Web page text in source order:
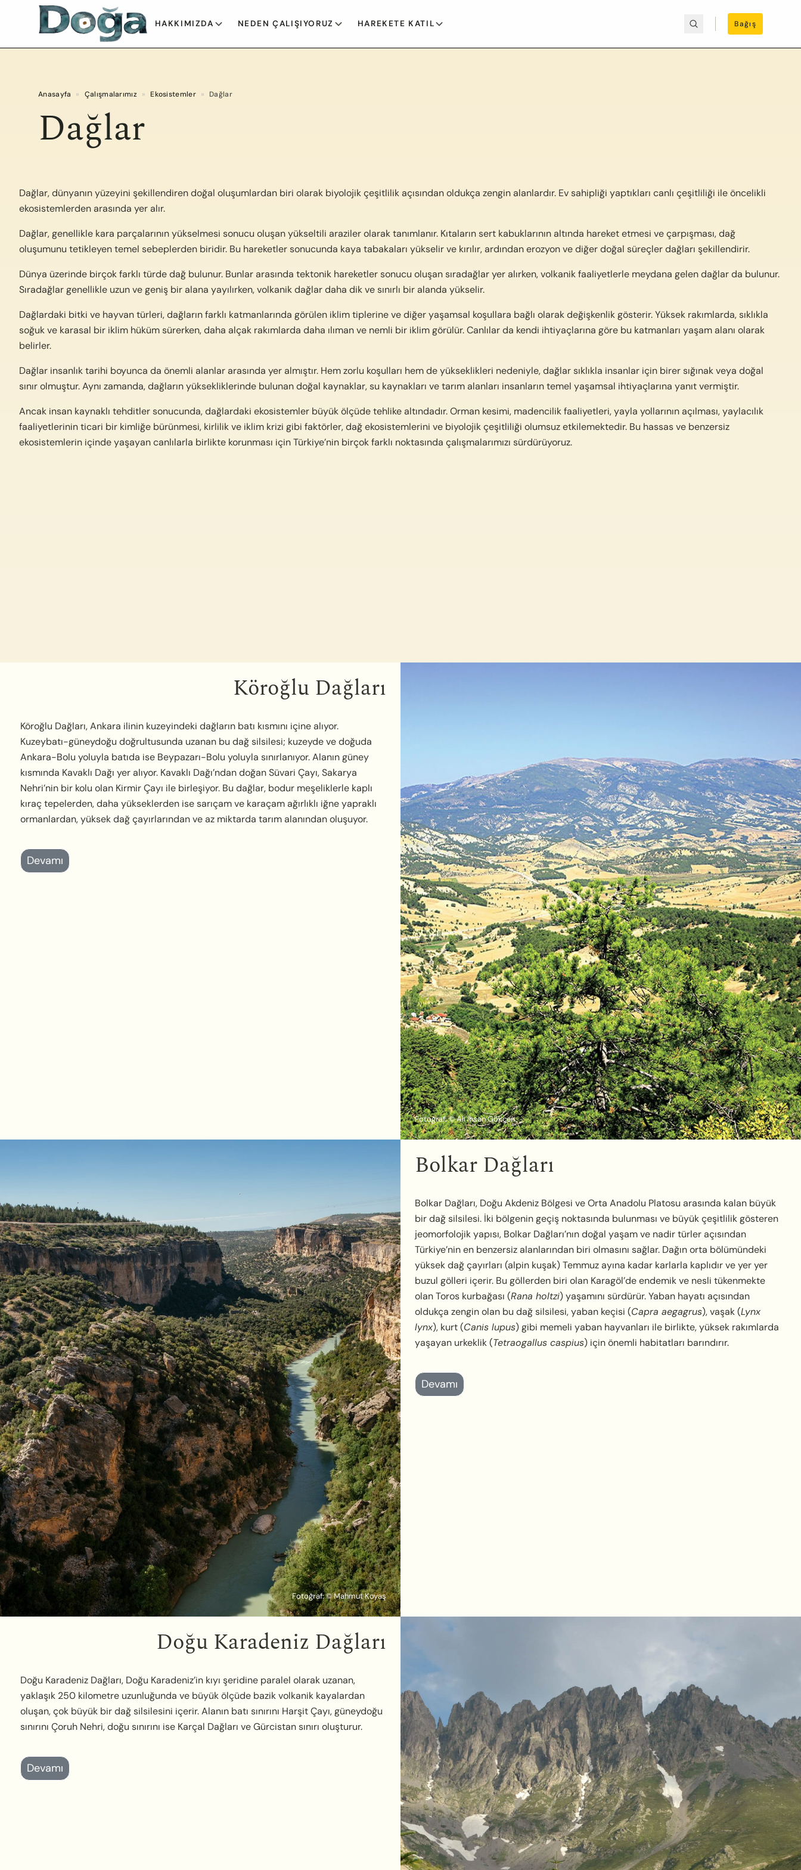
İçeriğe geç
HAKKIMIZDA NEDEN ÇALIŞIYORUZ HAREKETE KATIL Bağış
Anasayfa » Çalışmalarımız » Ekosistemler » Dağlar
Dağlar
Dağlar, dünyanın yüzeyini şekillendiren doğal oluşumlardan biri olarak biyolojik çeşitlilik açısından oldukça zengin alanlardır. Ev sahipliği yaptıkları canlı çeşitliliği ile öncelikli
ekosistemlerden arasında yer alır.
Dağlar, genellikle kara parçalarının yükselmesi sonucu oluşan yükseltili araziler olarak tanımlanır. Kıtaların sert kabuklarının altında hareket etmesi ve çarpışması, dağ
oluşumunu tetikleyen temel sebeplerden biridir. Bu hareketler sonucunda kaya tabakaları yükselir ve kırılır, ardından erozyon ve diğer doğal süreçler dağları şekillendirir.
Dünya üzerinde birçok farklı türde dağ bulunur. Bunlar arasında tektonik hareketler sonucu oluşan sıradağlar yer alırken, volkanik faaliyetlerle meydana gelen dağlar da bulunur.
Sıradağlar genellikle uzun ve geniş bir alana yayılırken, volkanik dağlar daha dik ve sınırlı bir alanda yükselir.
Dağlardaki bitki ve hayvan türleri, dağların farklı katmanlarında görülen iklim tiplerine ve diğer yaşamsal koşullara bağlı olarak değişkenlik gösterir. Yüksek rakımlarda, sıklıkla
soğuk ve karasal bir iklim hüküm sürerken, daha alçak rakımlarda daha ılıman ve nemli bir iklim görülür. Canlılar da kendi ihtiyaçlarına göre bu katmanları yaşam alanı olarak
belirler.
Dağlar insanlık tarihi boyunca da önemli alanlar arasında yer almıştır. Hem zorlu koşulları hem de yükseklikleri nedeniyle, dağlar sıklıkla insanlar için birer sığınak veya doğal
sınır olmuştur. Aynı zamanda, dağların yüksekliklerinde bulunan doğal kaynaklar, su kaynakları ve tarım alanları insanların temel yaşamsal ihtiyaçlarına yanıt vermiştir.
Ancak insan kaynaklı tehditler sonucunda, dağlardaki ekosistemler büyük ölçüde tehlike altındadır. Orman kesimi, madencilik faaliyetleri, yayla yollarının açılması, yaylacılık
faaliyetlerinin ticari bir kimliğe bürünmesi, kirlilik ve iklim krizi gibi faktörler, dağ ekosistemlerini ve biyolojik çeşitliliği olumsuz etkilemektedir. Bu hassas ve benzersiz
ekosistemlerin içinde yaşayan canlılarla birlikte korunması için Türkiye’nin birçok farklı noktasında çalışmalarımızı sürdürüyoruz.
Köroğlu Dağları
Köroğlu Dağları, Ankara ilinin kuzeyindeki dağların batı kısmını içine alıyor.
Kuzeybatı-güneydoğu doğrultusunda uzanan bu dağ silsilesi; kuzeyde ve doğuda
Ankara-Bolu yoluyla batıda ise Beypazarı-Bolu yoluyla sınırlanıyor. Alanın güney
kısmında Kavaklı Dağı yer alıyor. Kavaklı Dağı’ndan doğan Süvari Çayı, Sakarya
Nehri’nin bir kolu olan Kirmir Çayı ile birleşiyor. Bu dağlar, bodur meşeliklerle kaplı
kıraç tepelerden, daha yükseklerden ise sarıçam ve karaçam ağırlıklı iğne yapraklı
ormanlardan, yüksek dağ çayırlarından ve az miktarda tarım alanından oluşuyor.
Devamı
Fotoğraf: © Ali İhsan Gökçen
Fotoğraf: © Mahmut Koyaş
Bolkar Dağları
Bolkar Dağları, Doğu Akdeniz Bölgesi ve Orta Anadolu Platosu arasında kalan büyük
bir dağ silsilesi. İki bölgenin geçiş noktasında bulunması ve büyük çeşitlilik gösteren
jeomorfolojik yapısı, Bolkar Dağları’nın doğal yaşam ve nadir türler açısından
Türkiye’nin en benzersiz alanlarından biri olmasını sağlar. Dağın orta bölümündeki
yüksek dağ çayırları (alpin kuşak) Temmuz ayına kadar karlarla kaplıdır ve yer yer
buzul gölleri içerir. Bu göllerden biri olan Karagöl’de endemik ve nesli tükenmekte
olan Toros kurbağası (Rana holtzi) yaşamını sürdürür. Yaban hayatı açısından
oldukça zengin olan bu dağ silsilesi, yaban keçisi (Capra aegagrus), vaşak (Lynx
lynx), kurt (Canis lupus) gibi memeli yaban hayvanları ile birlikte, yüksek rakımlarda
yaşayan urkeklik (Tetraogallus caspius) için önemli habitatları barındırır.
Devamı
Doğu Karadeniz Dağları
Doğu Karadeniz Dağları, Doğu Karadeniz’in kıyı şeridine paralel olarak uzanan,
yaklaşık 250 kilometre uzunluğunda ve büyük ölçüde bazik volkanik kayalardan
oluşan, çok büyük bir dağ silsilesini içerir. Alanın batı sınırını Harşit Çayı, güneydoğu
sınırını Çoruh Nehri, doğu sınırını ise Karçal Dağları ve Gürcistan sınırı oluşturur.
Devamı